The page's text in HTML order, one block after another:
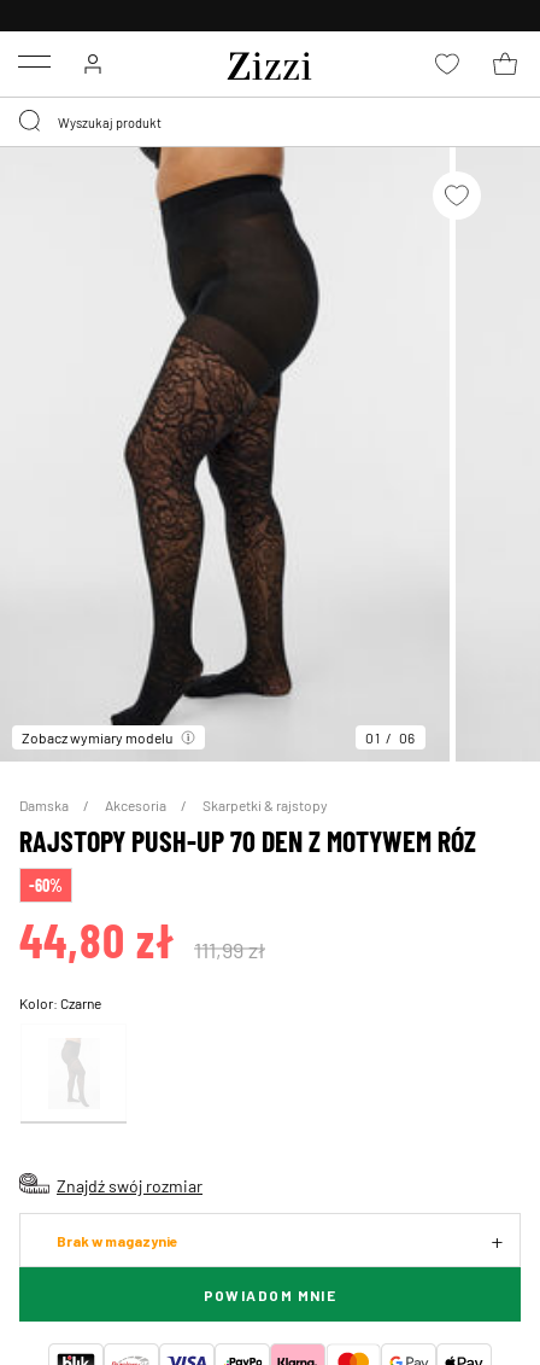
Menu
Zobacz wymiary modelu 01 06
Damska Akcesoria Skarpetki & rajstopy
RAJSTOPY PUSH-UP 70 DEN Z MOTYWEM RÓZ
-60%
44,80 zł 111,99 zł
Kolor:Czarne
Znajdź swój rozmiar
Brak w magazynie
POWIADOM MNIE